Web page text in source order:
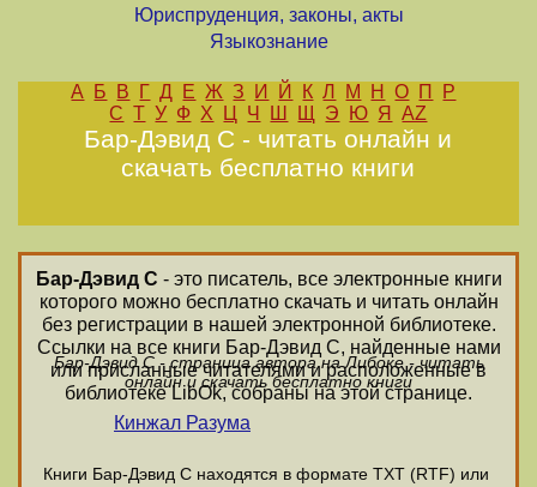
Юриспруденция, законы, акты
Языкознание
А Б В Г Д Е Ж З И Й К Л М Н О П
Р
С Т У Ф Х Ц Ч Ш Щ Э Ю Я AZ
Бар-Дэвид С - читать онлайн и
скачать бесплатно книги
Бар-Дэвид С - это писатель, все электронные книги
которого можно бесплатно скачать и читать онлайн
без регистрации в нашей электронной библиотеке.
Ссылки на все книги Бар-Дэвид С, найденные нами
или присланные читателями и расположенные в
библиотеке LibOk, собраны на этой странице.
Бар-Дэвид С - страница автора на Либоке - читать
онлайн и скачать бесплатно книги
Кинжал Разума
Книги Бар-Дэвид С находятся в формате ТХТ (RTF) или